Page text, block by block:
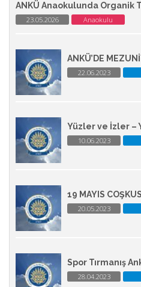
ANKÜ Anaokulunda Organik
23.05.2026 Anaokulu
ANKÜ’DE
22.06.2023
Yüzler ve İzler –
10.06.2023
19 MAYIS
20.05.2023
Spor Tırmanış
28.04.2023